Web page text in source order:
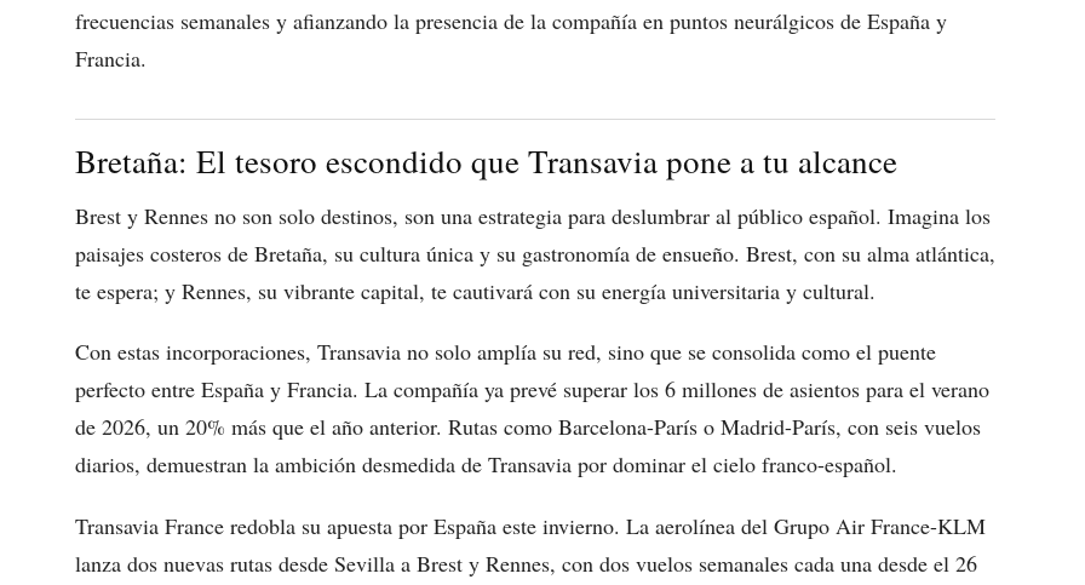
frecuencias semanales y afianzando la presencia de la compañía en puntos neurálgicos de España y
Francia.
Bretaña: El tesoro escondido que Transavia pone a tu alcance
Brest y Rennes no son solo destinos, son una estrategia para deslumbrar al público español. Imagina los
paisajes costeros de Bretaña, su cultura única y su gastronomía de ensueño. Brest, con su alma atlántica,
te espera; y Rennes, su vibrante capital, te cautivará con su energía universitaria y cultural.
Con estas incorporaciones, Transavia no solo amplía su red, sino que se consolida como el puente
perfecto entre España y Francia. La compañía ya prevé superar los 6 millones de asientos para el verano
de 2026, un 20% más que el año anterior. Rutas como Barcelona-París o Madrid-París, con seis vuelos
diarios, demuestran la ambición desmedida de Transavia por dominar el cielo franco-español.
Transavia France redobla su apuesta por España este invierno. La aerolínea del Grupo Air France-KLM
lanza dos nuevas rutas desde Sevilla a Brest y Rennes, con dos vuelos semanales cada una desde el 26